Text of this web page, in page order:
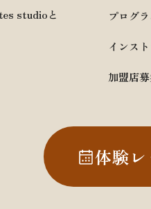
studioと
プログ
インス
加盟店
体験